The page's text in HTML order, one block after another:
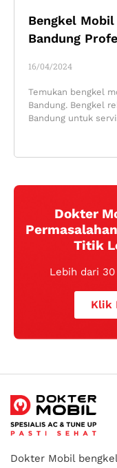
Bengkel
Bandung
16/04/2024
Temukan bengkel
Bandung. Bengkel
Bandung untuk
Dokter
Titik
Lebih dari
Klik
Dokter Mobil